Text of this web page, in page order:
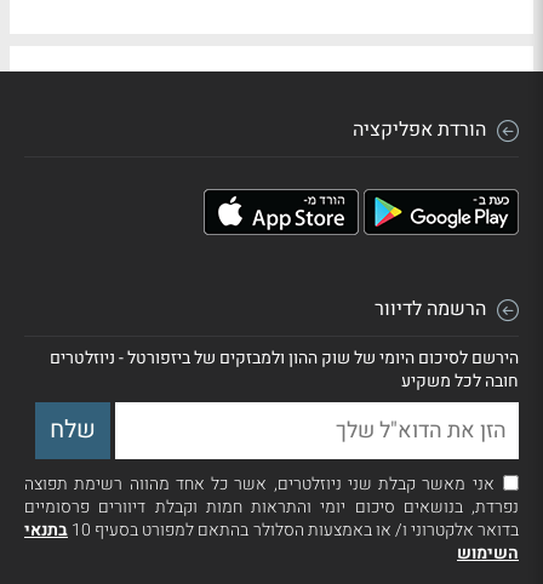
הורדת אפליקציה
הרשמה לדיוור
הירשם לסיכום היומי של שוק ההון ולמבזקים של ביזפורטל - ניוזלטרים
חובה לכל משקיע
אני מאשר קבלת שני ניוזלטרים, אשר כל אחד מהווה רשימת תפוצה
נפרדת, בנושאים סיכום יומי והתראות חמות וקבלת דיוורים פרסומיים
בדואר אלקטרוני ו/ או באמצעות הסלולר בהתאם למפורט בסעיף 10
בתנאי
השימוש